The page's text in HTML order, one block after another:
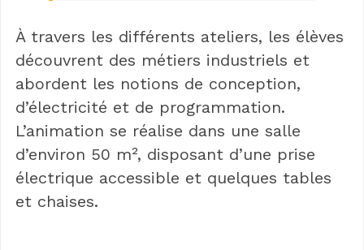
À travers les différents ateliers, les élèves
découvrent des métiers industriels et
abordent les notions de conception,
d’électricité et de programmation.
L’animation se réalise dans une salle
d’environ 50 m², disposant d’une prise
électrique accessible et quelques tables
et chaises.